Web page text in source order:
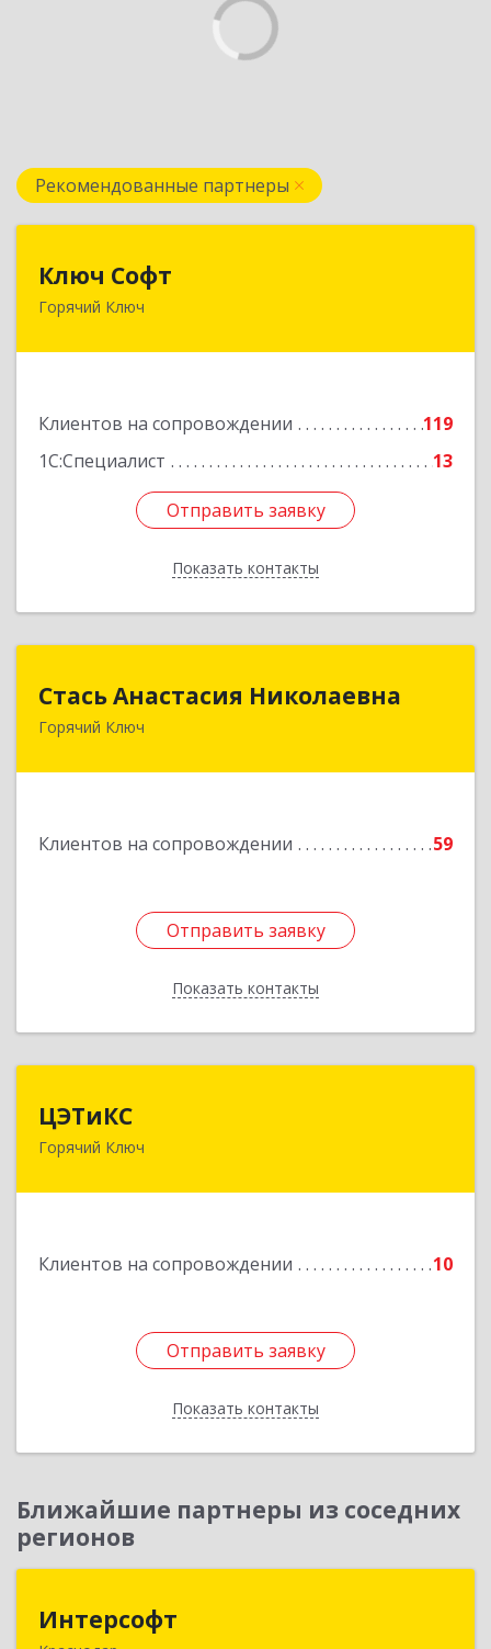
Рекомендованные партнеры
Ключ Софт
Горячий Ключ
Клиентов на сопровождении
119
1С:Специалист
13
Отправить заявку
Показать контакты
353287, Краснодарский край, Горячий Ключ г,
Отправить заявку
Назад
Стась Анастасия Николаевна
Горячий Ключ
Клиентов на сопровождении 59
Отправить заявку
Показать контакты
353290, г. Горячий Ключ, ул. Ленина, д. 242,
Отправить заявку
Назад
ЦЭТиКС
Горячий Ключ
Клиентов на сопровождении 10
Отправить заявку
Показать контакты
353290, Краснодарский край, Горячий Ключ г,
Отправить заявку
Назад
Ближайшие партнеры из соседних
регионов
Интерсофт